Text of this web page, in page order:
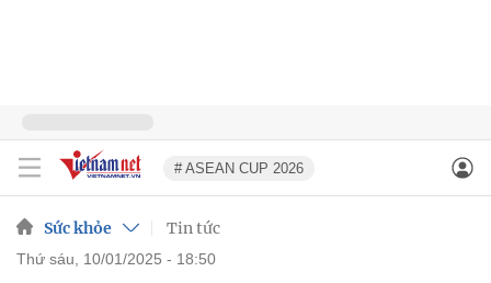
# ASEAN CUP 2026
Sức khỏe Tin tức
thứ sáu, 10/01/2025 - 18:50